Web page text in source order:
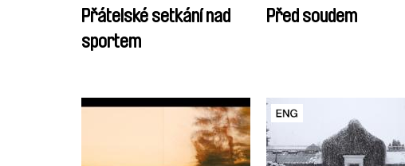
Přátelské setkání nad
sportem
Před soudem